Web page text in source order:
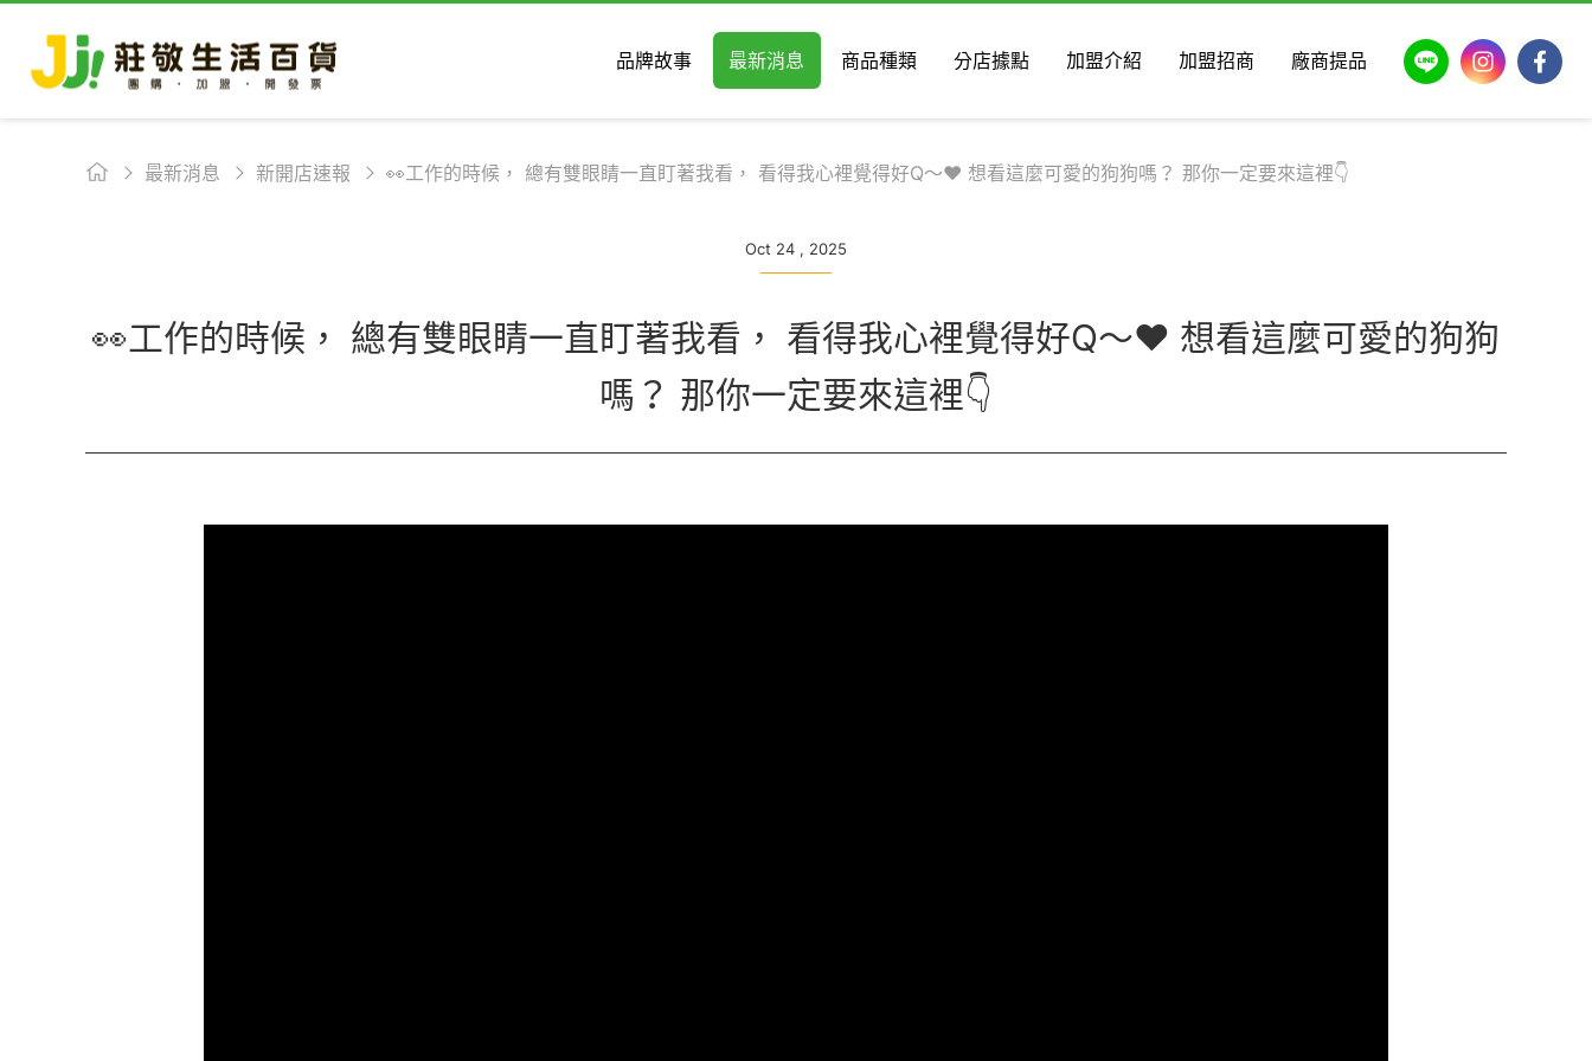
LINE Instagram
品牌故事 最新消息 商品種類 分店據點 加盟介紹 加盟招商 廠商提品
最新消息 新開店速報 👀工作的時候， 總有雙眼睛一直盯著我看， 看得我心裡覺得好Q～❤️ 想看這麼可愛的狗狗嗎？ 那你一定要來這裡👇
Oct 24 , 2025
👀工作的時候， 總有雙眼睛一直盯著我看， 看得我心裡覺得好Q～❤️ 想看這麼可愛的狗狗
嗎？ 那你一定要來這裡👇